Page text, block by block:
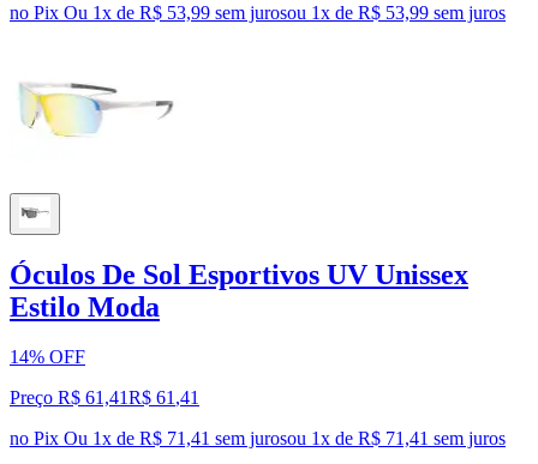
no Pix Ou 1x de R$ 53,99 sem jurosou 1x de R$ 53,99 sem juros
Óculos De Sol Esportivos UV Unissex
Estilo Moda
14% OFF
Preço R$ 61,41R$ 61,41
no Pix Ou 1x de R$ 71,41 sem jurosou 1x de R$ 71,41 sem juros